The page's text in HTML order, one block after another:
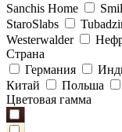
Sanchis Home
StaroSlabs
Westerwalder
Страна
Германия
Китай
Польша
Цветовая гамма